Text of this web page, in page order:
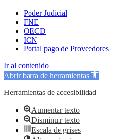
Poder Judicial
FNE
OECD
ICN
Portal pago de Proveedores
Ir al contenido
Abrir barra de herramientas
Herramientas de accesibilidad
Aumentar texto
Disminuir texto
Escala de grises